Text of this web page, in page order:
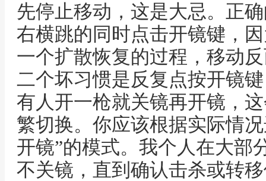
先停止移动，这是大忌。正
右横跳的同时点击开镜键，
一个扩散恢复的过程，移动
二个坏习惯是反复点按开镜
有人开一枪就关镜再开镜，
繁切换。你应该根据实际情
开镜”的模式。我个人在大部
不关镜，直到确认击杀或转